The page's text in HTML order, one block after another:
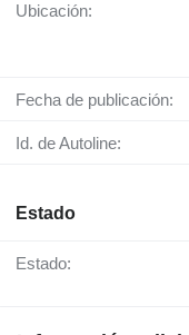
Ubicación:
Fecha de publicación:
Id. de Autoline:
Estado
Estado: